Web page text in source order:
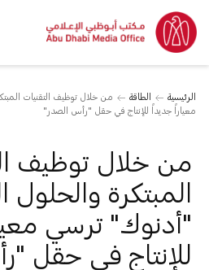
الرئيسية الطاقة
من خلال توظيف التقنيات
معياراً جديداً للإنتاج في حقل "رأس الصدر"
من خلال توظيف
المبتكرة والحلول
"أدنوك" ترسي
للإنتاج في حقل